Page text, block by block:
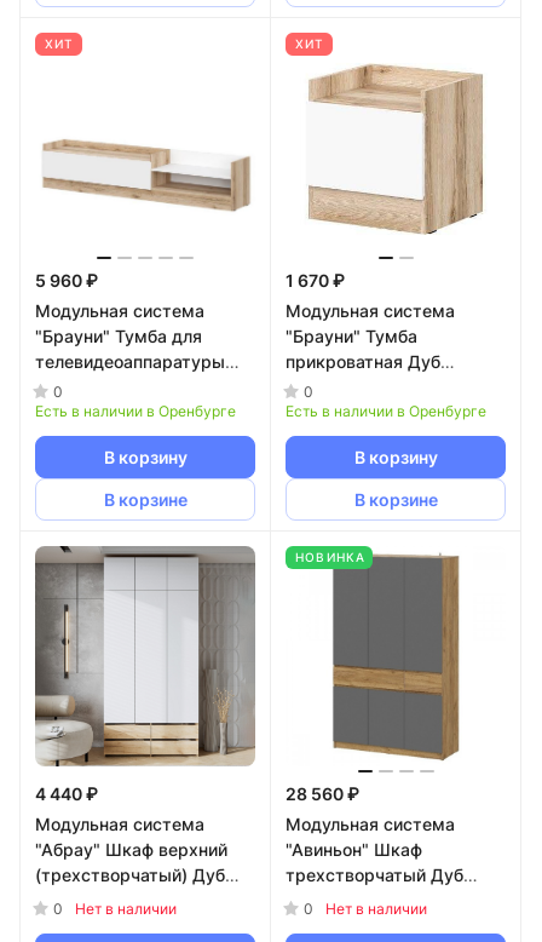
ХИТ
5 960 ₽
Модульная система
"Брауни" Тумба для
телевидеоаппаратуры
Дуб Делано/Белый
0
Есть в наличии в Оренбурге
В корзину
В корзине
ХИТ
1 670 ₽
Модульная система
"Брауни" Тумба
прикроватная Дуб
Делано/Белый
0
Есть в наличии в Оренбурге
В корзину
В корзине
4 440 ₽
Модульная система
"Абрау" Шкаф верхний
(трехстворчатый) Дуб
Золотой/Белый
0 Нет в наличии
НОВИНКА
28 560 ₽
Модульная система
"Авиньон" Шкаф
трехстворчатый Дуб
Крафт Золотой/Графит
0 Нет в наличии